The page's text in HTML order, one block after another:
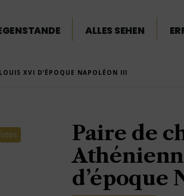
ALLES SEHEN
XVI D’ÉPOQUE NAPOLÉON III
Paire de
d’époque